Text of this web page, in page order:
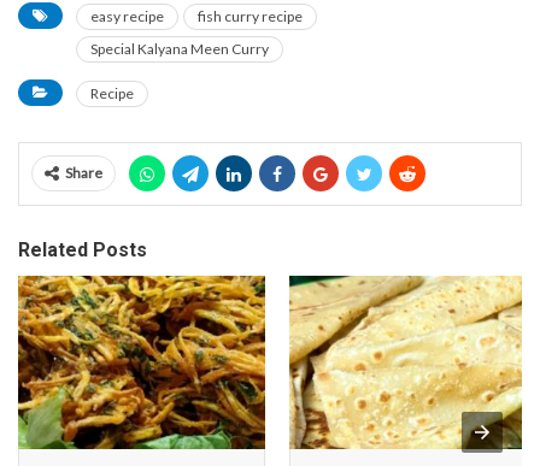
easy recipe
fish curry recipe
Special Kalyana Meen Curry
Recipe
Share
Related Posts